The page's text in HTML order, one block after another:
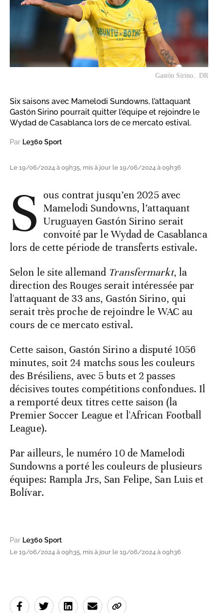
Gastón Sirino.. DR
Six saisons avec Mamelodi Sundowns, l’attaquant
Gastón Sirino pourrait quitter l’équipe et rejoindre le
Wydad de Casablanca lors de ce mercato estival.
Par Le360 Sport
Le 19/06/2024 à 09h35, mis à jour le 19/06/2024 à 09h36
S ous contrat jusqu’en 2025 avec
Mamelodi Sundowns, l’attaquant
Uruguayen Gastón Sirino serait
convoité par le Wydad de Casablanca
lors de cette période de transferts estivale.
Selon le site allemand Transfermarkt, la
direction des Rouges serait intéressée par
l'attaquant de 33 ans, Gastón Sirino, qui
serait très proche de rejoindre le WAC au
cours de ce mercato estival.
Cette saison, Gastón Sirino a disputé 1056
minutes, soit 24 matchs sous les couleurs
des Brésiliens, avec 5 buts et 2 passes
décisives toutes compétitions confondues. Il
a remporté deux titres cette saison (la
Premier Soccer League et l'African Football
League).
Par ailleurs, le numéro 10 de Mamelodi
Sundowns a porté les couleurs de plusieurs
équipes: Rampla Jrs, San Felipe, San Luis et
Bolívar.
Par Le360 Sport
Le 19/06/2024 à 09h35, mis à jour le 19/06/2024 à 09h36